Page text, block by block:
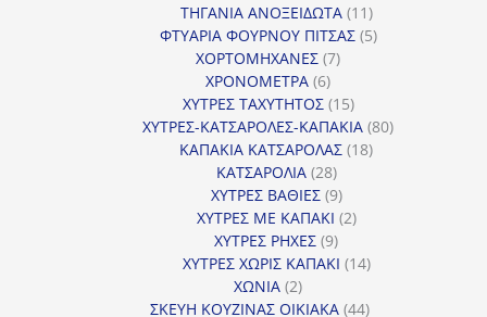
προϊόντα
ΤΗΓΑΝΙΑ ΑΝΟΞΕΙΔΩΤΑ 1111
προϊόντα
ΦΤΥΑΡΙΑ ΦΟΥΡΝΟΥ ΠΙΤΣΑΣ 55
ΧΟΡΤΟΜΗΧΑΝΕΣ 77
ΧΡΟΝΟΜΕΤΡΑ 66
προϊόντα
ΧΥΤΡΕΣ ΤΑΧΥΤΗΤΟΣ 1515
προϊόντα
ΧΥΤΡΕΣ-ΚΑΤΣΑΡΟΛΕΣ-ΚΑΠΑΚΙΑ 8080
ΚΑΠΑΚΙΑ ΚΑΤΣΑΡΟΛΑΣ 1818
ΚΑΤΣΑΡΟΛΙΑ 2828
προϊόντα
ΧΥΤΡΕΣ ΒΑΘΙΕΣ 99
προϊόντα
ΧΥΤΡΕΣ ΜΕ ΚΑΠΑΚΙ 22
ΧΥΤΡΕΣ ΡΗΧΕΣ 99
προϊόντα
ΧΥΤΡΕΣ ΧΩΡΙΣ ΚΑΠΑΚΙ 1414
ΧΩΝΙΑ 22
προϊόντα
ΣΚΕΥΗ ΚΟΥΖΙΝΑΣ ΟΙΚΙΑΚΑ 4444